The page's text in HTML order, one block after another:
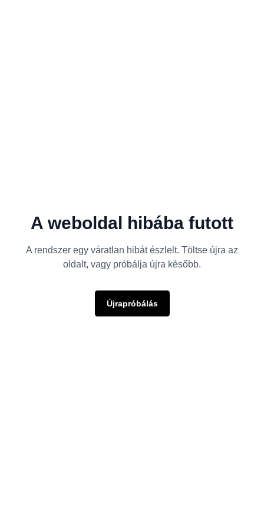
A weboldal hibába futott
A rendszer egy váratlan hibát észlelt. Töltse újra az
oldalt, vagy próbálja újra később.
Újrapróbálás